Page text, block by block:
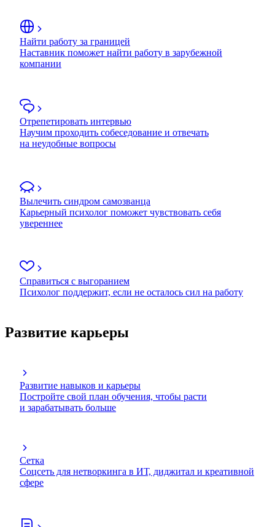
Найти работу за границей
Наставник поможет найти работу в зарубежной
компании
Отрепетировать интервью
Научим проходить собеседование и отвечать
на неудобные вопросы
Вылечить синдром самозванца
Карьерный психолог поможет чувствовать себя
увереннее
Справиться с выгоранием
Психолог поддержит, если не осталось сил на работу
Развитие карьеры
Развитие навыков и карьеры
Постройте свой план обучения, чтобы расти
и зарабатывать больше
Сетка
Соцсеть для нетворкинга в ИТ, диджитал и креативной
сфере